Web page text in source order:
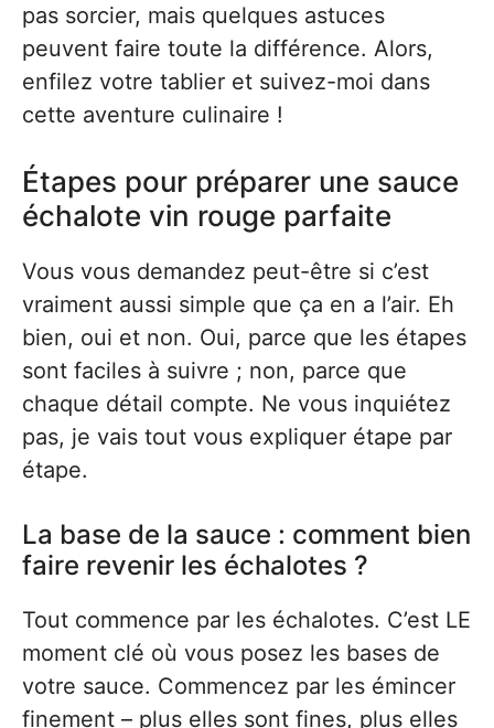
pas sorcier, mais quelques astuces
peuvent faire toute la différence. Alors,
enfilez votre tablier et suivez-moi dans
cette aventure culinaire !
Étapes pour préparer une sauce
échalote vin rouge parfaite
Vous vous demandez peut-être si c’est
vraiment aussi simple que ça en a l’air. Eh
bien, oui et non. Oui, parce que les étapes
sont faciles à suivre ; non, parce que
chaque détail compte. Ne vous inquiétez
pas, je vais tout vous expliquer étape par
étape.
La base de la sauce : comment bien
faire revenir les échalotes ?
Tout commence par les échalotes. C’est LE
moment clé où vous posez les bases de
votre sauce. Commencez par les émincer
finement – plus elles sont fines, plus elles